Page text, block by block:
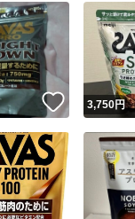
◯+ このユー
実績◯+ このユー
発送
績に基づく表示であり
＆安心発送
このユ
ます
は1商品につき1回で
いいね！
3,750円